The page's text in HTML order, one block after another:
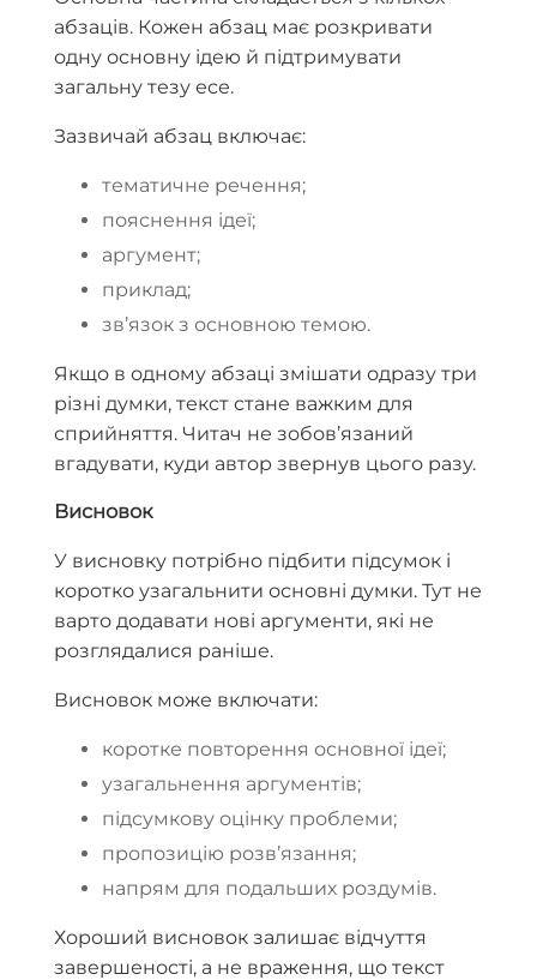
абзаців. Кожен абзац має розкривати
одну основну ідею й підтримувати
загальну тезу есе.
Зазвичай абзац включає:
тематичне речення;
пояснення ідеї;
аргумент;
приклад;
зв’язок з основною темою.
Якщо в одному абзаці змішати одразу три
різні думки, текст стане важким для
сприйняття. Читач не зобов’язаний
вгадувати, куди автор звернув цього разу.
Висновок
У висновку потрібно підбити підсумок і
коротко узагальнити основні думки. Тут не
варто додавати нові аргументи, які не
розглядалися раніше.
Висновок може включати:
коротке повторення основної ідеї;
узагальнення аргументів;
підсумкову оцінку проблеми;
пропозицію розв’язання;
напрям для подальших роздумів.
Хороший висновок залишає відчуття
завершеності, а не враження, що текст